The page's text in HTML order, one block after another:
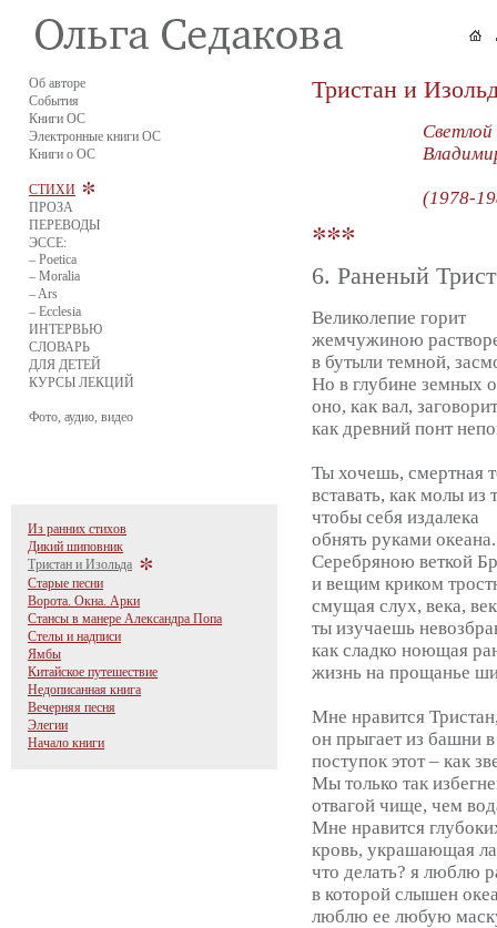
Об авторе
События
Книги ОС
Электронные книги ОС
Книги о ОС
СТИХИ
ПРОЗА
ПЕРЕВОДЫ
ЭССЕ:
– Poetica
– Moralia
– Ars
– Ecclesia
ИНТЕРВЬЮ
СЛОВАРЬ
ДЛЯ ДЕТЕЙ
КУРСЫ ЛЕКЦИЙ
Фото, аудио, видео
Из ранних стихов
Дикий шиповник
Тристан и Изольда
Старые песни
Ворота. Окна. Арки
Стансы в манере Александра Попа
Стелы и надписи
Ямбы
Китайское путешествие
Недописанная книга
Вечерняя песня
Элегии
Начало книги
Тристан и
(1978-
6. Раненый
Великолепие горит
жемчужиною
в бутыли темной,
Но в глубине земных
оно, как вал,
как древний понт
Ты хочешь, смертная
вставать, как молы из
чтобы себя издалека
обнять руками океана.
Серебряною веткой
и вещим криком
смущая слух, века,
ты изучаешь
как сладко ноющая
жизнь на прощанье
Мне нравится
он прыгает из башни
поступок этот – как
Мы только так
отвагой чище, чем
Мне нравится
кровь, украшающая
что делать? я люблю
в которой слышен
люблю ее любую